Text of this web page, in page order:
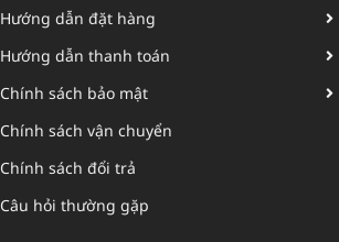
Hướng dẫn đặt hàng
Hướng dẫn thanh toán
Chính sách bảo mật
Chính sách vận chuyển
Chính sách đổi trả
Câu hỏi thường gặp